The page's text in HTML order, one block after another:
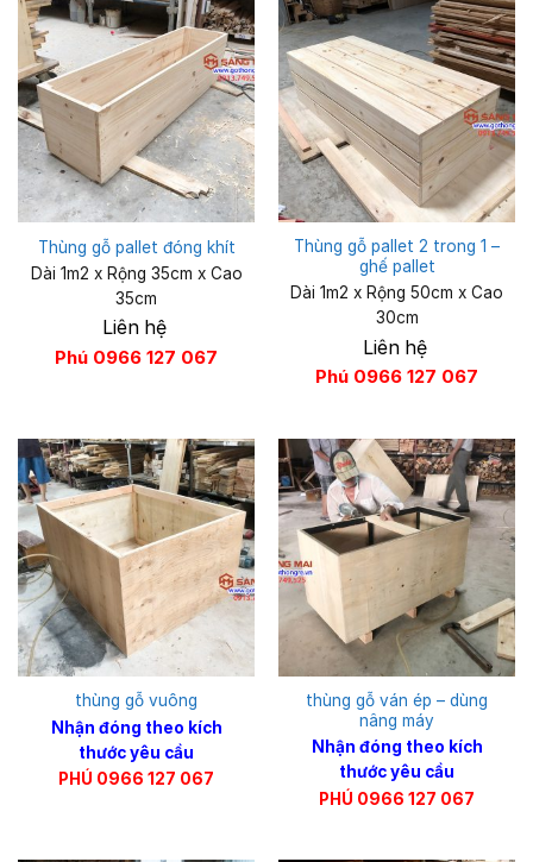
Thùng gỗ pallet đóng khít
Dài 1m2 x Rộng 35cm x Cao
35cm
Liên hệ
Phú 0966 127 067
Thùng gỗ pallet 2 trong 1 –
ghế pallet
Dài 1m2 x Rộng 50cm x Cao
30cm
Liên hệ
Phú 0966 127 067
thùng gỗ vuông
Nhận đóng theo kích
thước yêu cầu
PHÚ 0966 127 067
thùng gỗ ván ép – dùng
nâng máy
Nhận đóng theo kích
thước yêu cầu
PHÚ 0966 127 067